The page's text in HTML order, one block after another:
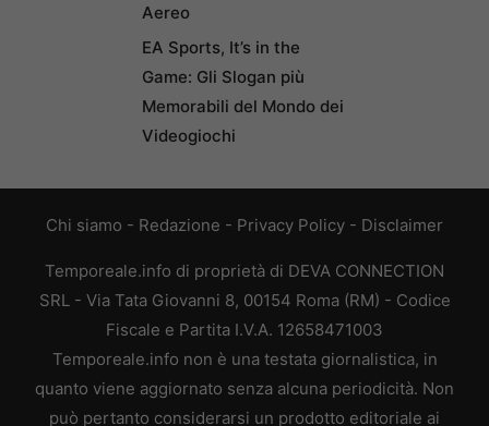
Aereo
EA Sports, It’s in the
Game: Gli Slogan più
Memorabili del Mondo dei
Videogiochi
Chi siamo - Redazione - Privacy Policy - Disclaimer
Temporeale.info di proprietà di DEVA CONNECTION
SRL - Via Tata Giovanni 8, 00154 Roma (RM) - Codice
Fiscale e Partita I.V.A. 12658471003
Temporeale.info non è una testata giornalistica, in
quanto viene aggiornato senza alcuna periodicità. Non
può pertanto considerarsi un prodotto editoriale ai